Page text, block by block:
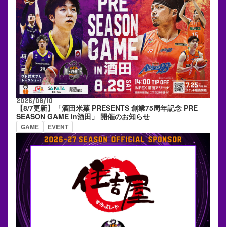
2026/08/10
【8/7更新】「酒田米菓 PRESENTS 創業75周年記念 PRE
SEASON GAME in酒田」 開催のお知らせ
GAME EVENT